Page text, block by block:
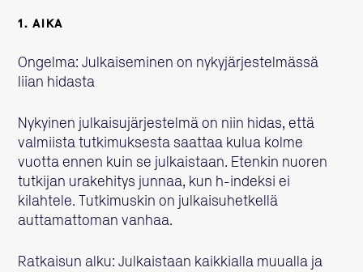
1. AIKA
Ongelma: Julkaiseminen on nykyjärjestelmässä
liian hidasta
Nykyinen julkaisujärjestelmä on niin hidas, että
valmiista tutkimuksesta saattaa kulua kolme
vuotta ennen kuin se julkaistaan. Etenkin nuoren
tutkijan urakehitys junnaa, kun h-indeksi ei
kilahtele. Tutkimuskin on julkaisuhetkellä
auttamattoman vanhaa.
Ratkaisun alku: Julkaistaan kaikkialla muualla ja